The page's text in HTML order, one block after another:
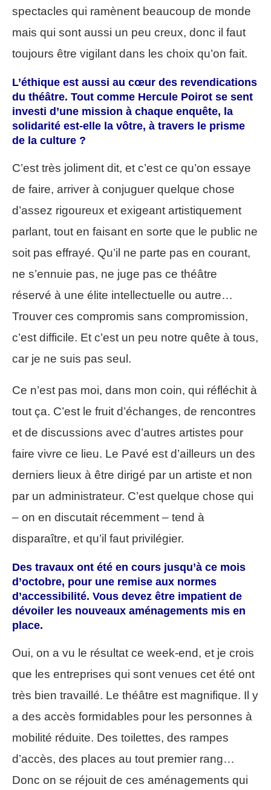
spectacles qui ramènent beaucoup de monde
mais qui sont aussi un peu creux, donc il faut
toujours être vigilant dans les choix qu’on fait.
L’éthique est aussi au cœur des revendications
du théâtre. Tout comme Hercule Poirot se sent
investi d’une mission à chaque enquête, la
solidarité est-elle la vôtre, à travers le prisme
de la culture ?
C’est très joliment dit, et c’est ce qu’on essaye
de faire, arriver à conjuguer quelque chose
d’assez rigoureux et exigeant artistiquement
parlant, tout en faisant en sorte que le public ne
soit pas effrayé. Qu’il ne parte pas en courant,
ne s’ennuie pas, ne juge pas ce théâtre
réservé à une élite intellectuelle ou autre…
Trouver ces compromis sans compromission,
c’est difficile. Et c’est un peu notre quête à tous,
car je ne suis pas seul.
Ce n’est pas moi, dans mon coin, qui réfléchit à
tout ça. C’est le fruit d’échanges, de rencontres
et de discussions avec d’autres artistes pour
faire vivre ce lieu. Le Pavé est d’ailleurs un des
derniers lieux à être dirigé par un artiste et non
par un administrateur. C’est quelque chose qui
– on en discutait récemment – tend à
disparaître, et qu’il faut privilégier.
Des travaux ont été en cours jusqu’à ce mois
d’octobre, pour une remise aux normes
d’accessibilité. Vous devez être impatient de
dévoiler les nouveaux aménagements mis en
place.
Oui, on a vu le résultat ce week-end, et je crois
que les entreprises qui sont venues cet été ont
très bien travaillé. Le théâtre est magnifique. Il y
a des accès formidables pour les personnes à
mobilité réduite. Des toilettes, des rampes
d’accès, des places au tout premier rang…
Donc on se réjouit de ces aménagements qui